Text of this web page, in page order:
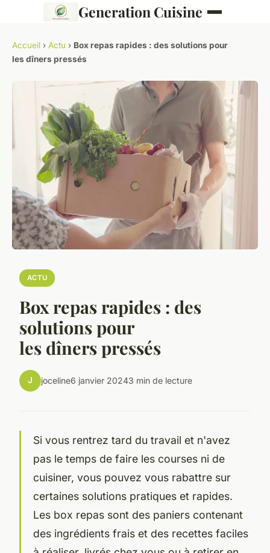
Generation Cuisine
Accueil › Actu › Box repas rapides : des solutions pour
les dîners pressés
ACTU
Box repas rapides : des
solutions pour
les dîners pressés
J joceline6 janvier 20243 min de lecture
Si vous rentrez tard du travail et n'avez
pas le temps de faire les courses ni de
cuisiner, vous pouvez vous rabattre sur
certaines solutions pratiques et rapides.
Les box repas sont des paniers contenant
des ingrédients frais et des recettes faciles